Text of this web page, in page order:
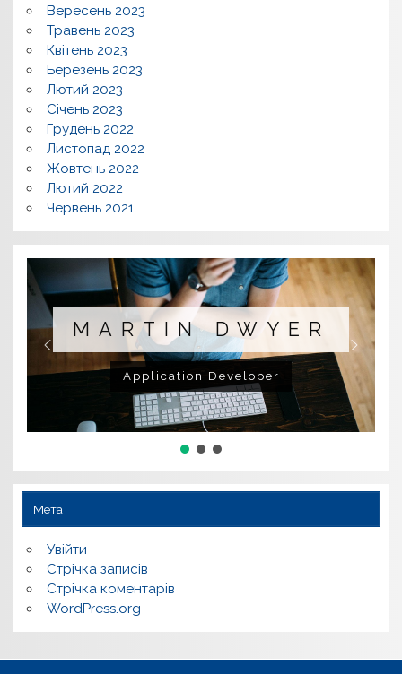
Вересень 2023
Травень 2023
Квітень 2023
Березень 2023
Лютий 2023
Січень 2023
Грудень 2022
Листопад 2022
Жовтень 2022
Лютий 2022
Червень 2021
MARTIN DWYER
Application Developer
Мета
Увійти
Стрічка записів
Стрічка коментарів
WordPress.org